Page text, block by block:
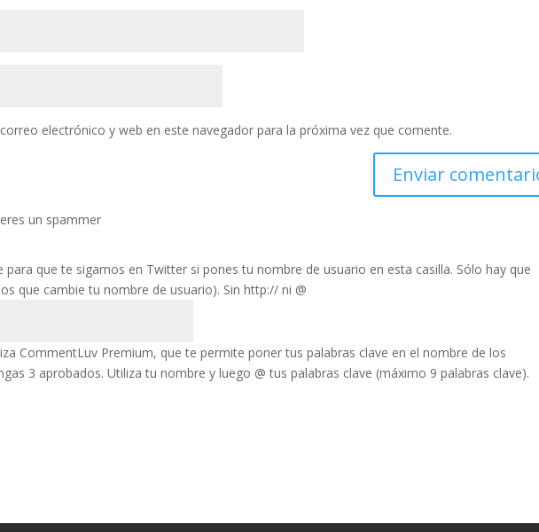
electrónico y web en este navegador para la próxima vez que comente.
un spammer
para que te sigamos en Twitter si pones tu nombre de usuario en esta casilla. Sólo hay que
que cambie tu nombre de usuario). Sin http:// ni @
CommentLuv Premium, que te permite poner tus palabras clave en el nombre de los
3 aprobados. Utiliza tu nombre y luego @ tus palabras clave (máximo 9 palabras clave).